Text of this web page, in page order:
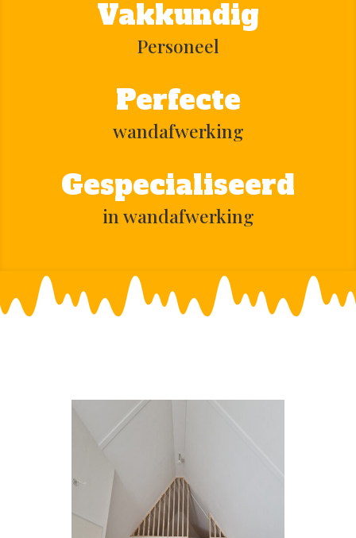
Vakkundig
Personeel
Perfecte
wandafwerking
Gespecialiseerd
in wandafwerking